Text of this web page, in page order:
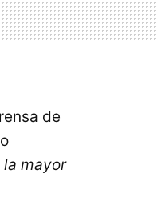
de
mayor